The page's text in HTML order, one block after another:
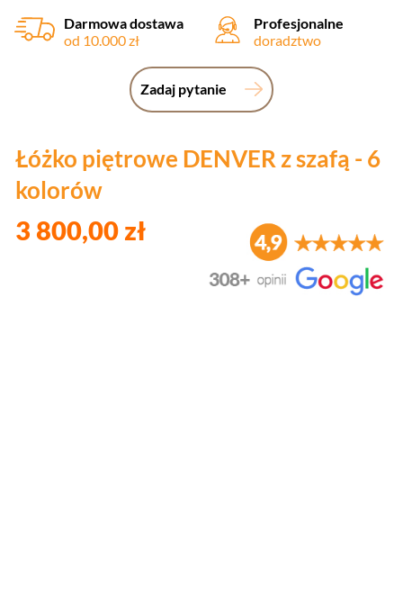
Darmowa dostawa
od 10.000 zł
Profesjonalne
doradztwo
Zadaj pytanie
Łóżko piętrowe DENVER z szafą - 6
kolorów
3 800,00 zł